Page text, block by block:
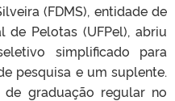
(FDMS), entidade de
de Pelotas (UFPel), abriu
simplificado para
pesquisa e um suplente.
graduação regular no